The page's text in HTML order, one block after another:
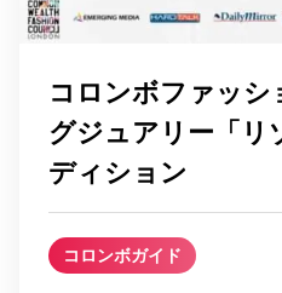
コロンボファッシ
グジュアリー「リ
ディション
コロンボガイド